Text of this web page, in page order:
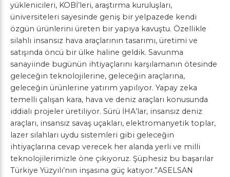
yüklenicileri, KOBİ’leri, araştırma kuruluşları,
üniversiteleri sayesinde geniş bir yelpazede kendi
özgün ürünlerini üreten bir yapıya kavuştu. Özellikle
silahlı insansız hava araçlarının tasarımı, üretimi ve
satışında öncü bir ülke haline geldik. Savunma
sanayiinde bugünün ihtiyaçlarını karşılamanın ötesinde
geleceğin teknolojilerine, geleceğin araçlarına,
geleceğin ürünlerine yatırım yapılıyor. Yapay zeka
temelli çalışan kara, hava ve deniz araçları konusunda
iddialı projeler üretiliyor. Sürü İHA’lar, insansız deniz
araçları, insansız savaş uçakları, elektromanyetik toplar,
lazer silahları uydu sistemleri gibi geleceğin
ihtiyaçlarına cevap verecek her alanda yerli ve milli
teknolojilerimizle öne çıkıyoruz. Şüphesiz bu başarılar
Türkiye Yüzyılı’nın inşasına güç katıyor.”ASELSAN